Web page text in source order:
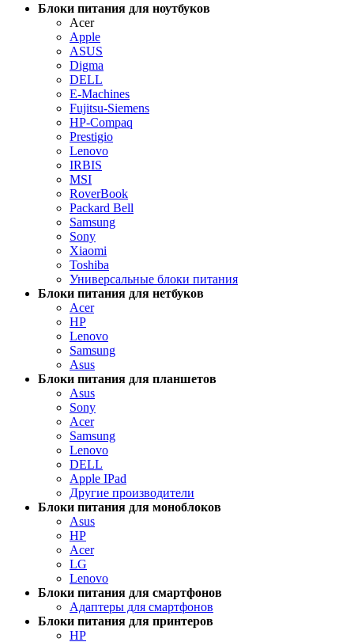
Блоки питания для ноутбуков
Acer
Apple
ASUS
Digma
DELL
E-Machines
Fujitsu-Siemens
HP-Compaq
Prestigio
Lenovo
IRBIS
MSI
RoverBook
Packard Bell
Samsung
Sony
Xiaomi
Toshiba
Универсальные блоки питания
Блоки питания для нетбуков
Acer
HP
Lenovo
Samsung
Asus
Блоки питания для планшетов
Asus
Sony
Acer
Samsung
Lenovo
DELL
Apple IPad
Другие производители
Блоки питания для моноблоков
Asus
HP
Acer
LG
Lenovo
Блоки питания для смартфонов
Адаптеры для смартфонов
Блоки питания для принтеров
HP